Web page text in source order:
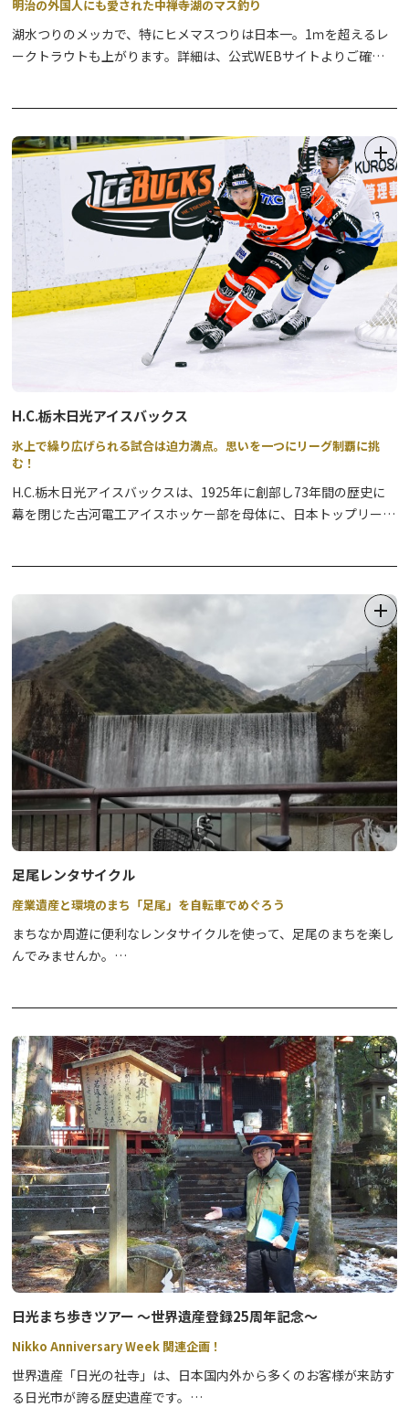
【おすすめモデルコース】 ※巡る順番は決まっていません。
【よくあるお問い合わせ例】
Q1：参加申込について
A：通年で自由参拝のため、お申し込みは不要です。
Q2：スタンプの押印について
A：自由に押していただけるように外に設置されています。但し、
如来寺は建物内（寺務所窓口）に設置されていますので、お寺の方
に気軽にお声がけ下さい。
【参拝にあたりご協力のお願い】行事や法要、その他寺社からの指
明治の外国人にも愛された中禅寺湖のマス釣り
湖水つりのメッカで、特にヒメマスつりは日本一。1ｍを超えるレ
ークトラウトも上がります。詳細は、公式WEBサイトよりご確認
H.C.栃木日光アイスバックス
氷上で繰り広げられる試合は迫力満点。思いを一つにリーグ制覇に挑
む！
H.C.栃木日光アイスバックスは、1925年に創部し73年間の歴史に
幕を閉じた古河電工アイスホッケー部を母体に、日本トップリーグ
人々を惹きつけてきた日光アイスバックスは、親会社を持たないプ
ロフェッショナルクラブとして国内外のファンやクラブ会員、スポ
ンサーの支援により活動しています。
【2025-2026 アジアリーグアイスホッケー 日光ホームゲーム ス
ケジュール】
2025年 8月16日・17日・23日 30日、 9月13日・14日・20日・
21日・23日、
10月4日・5日、11月8日・9日、12月6日・7日・27日・28日
2026年 1月17日・18日、2月7日・8日・21日・22日、3月14日・
15日
他詳細は・・・
https://www.icebucks.jp/
足尾レンタサイクル
産業遺産と環境のまち「足尾」を自転車でめぐろう
まちなか周遊に便利なレンタサイクルを使って、足尾のまちを楽し
んでみませんか。
休業日：12月29日から1月3日まで
TEL 0288-93-3116
■足尾公民館（日光市足尾庁舎内） ※土・日受付
休業日：12月29日から1月3日まで
TEL 0288-93-3322
【貸出時間】
9：00～16：00
【料金】
≪電動サイクル≫
1回830円（4時間以内）
4時間を超え1時間増すごとに100円
【アクセス】
足尾庁舎（行政センター）：わたらせ渓谷鐵道「通洞駅」から徒歩
約5分
日光まち歩きツアー ～世界遺産登録25周年記念～
Nikko Anniversary Week 関連企画！
世界遺産「日光の社寺」は、日本国内外から多くのお客様が来訪す
る日光市が誇る歴史遺産です。